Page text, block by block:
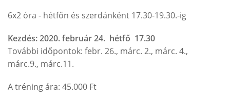
6x2 óra - hétfőn és szerdánként 17.30-19.30.-ig
Kezdés: 2020. február 24. hétfő 17.30
További időpontok: febr. 26., márc. 2., márc. 4.,
márc.9., márc.11.
A tréning ára: 45.000 Ft